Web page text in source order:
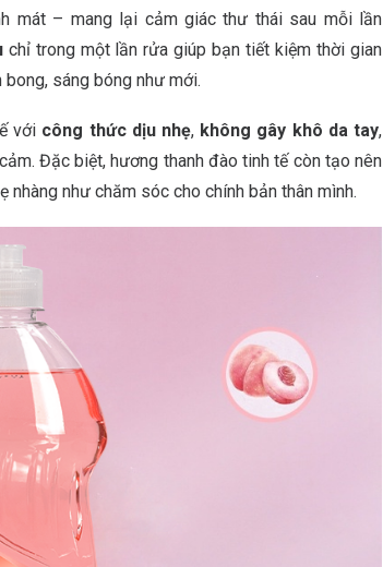
mát – mang lại cảm giác thư thái sau mỗi lần
chỉ trong một lần rửa giúp bạn tiết kiệm thời gian
sáng bóng như mới.
với công thức dịu nhẹ, không gây khô da tay,
Đặc biệt, hương thanh đào tinh tế còn tạo nên
như chăm sóc cho chính bản thân mình.